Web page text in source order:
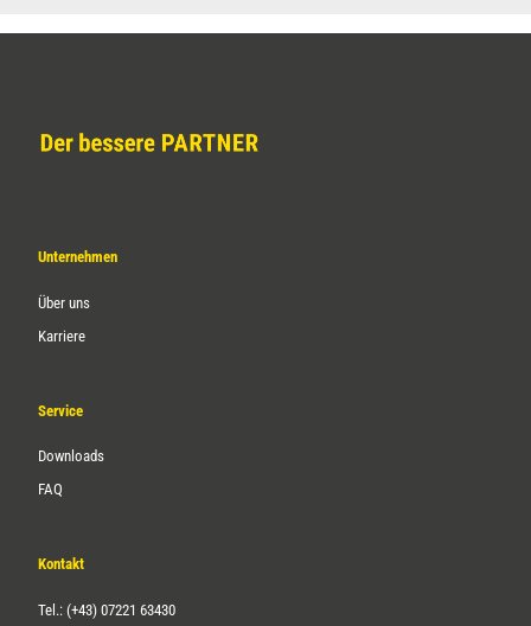
Unternehmen
Über uns
Karriere
Service
Downloads
FAQ
Kontakt
Tel.: (+43) 07221 63430